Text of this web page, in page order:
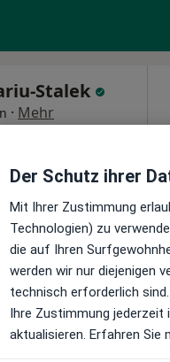
Stalek
· Mehr
Bewertungen
Zu Google Maps
Heilpraktikerin
Der Schutz ihrer
Mit Ihrer Zustimmung
Technologien) zu
die auf Ihren
werden wir nur diejenigen
technisch erforderlich
Ihre Zustimmung jederzeit
aktualisieren. Erfahren Sie